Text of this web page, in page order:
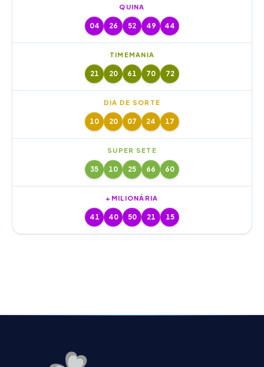
QUINA
04 26 52 49 44
TIMEMANIA
21 20 61 70 72
DIA DE SORTE
10 20 07 24 17
SUPER SETE
35 10 25 66 60
+MILIONÁRIA
41 40 50 21 15